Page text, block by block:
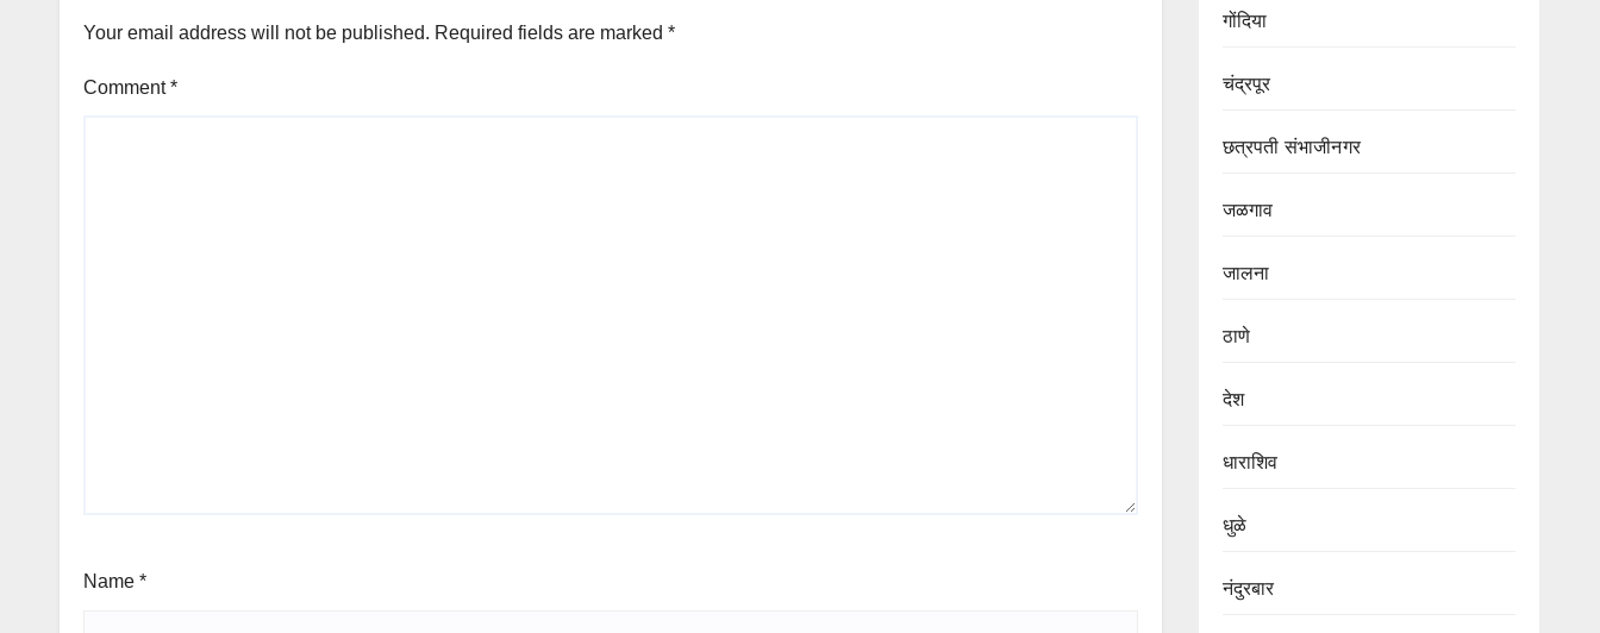
Your email address will not be published. Required fields are marked *
Comment*
Name *
गोंदिया
चंद्रपूर
छत्रपती संभाजीनगर
जळगाव
जालना
ठाणे
देश
धाराशिव
धुळे
नंदुरबार